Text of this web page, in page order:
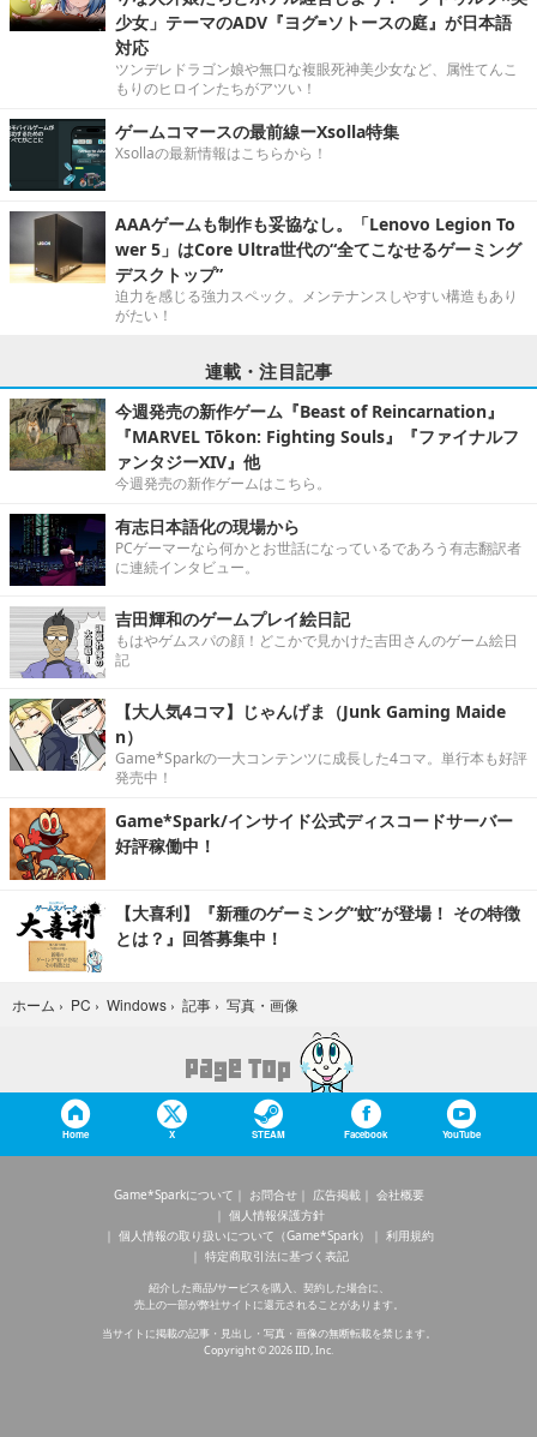
少女」テーマのADV『ヨグ=ソトースの庭』が日本語
対応
ツンデレドラゴン娘や無口な複眼死神美少女など、属性てんこ
もりのヒロインたちがアツい！
ゲームコマースの最前線ーXsolla特集
Xsollaの最新情報はこちらから！
AAAゲームも制作も妥協なし。「Lenovo Legion To
wer 5」はCore Ultra世代の“全てこなせるゲーミング
デスクトップ”
迫力を感じる強力スペック。メンテナンスしやすい構造もあり
がたい！
連載・注目記事
今週発売の新作ゲーム『Beast of Reincarnation』
『MARVEL Tōkon: Fighting Souls』『ファイナルフ
ァンタジーXIV』他
今週発売の新作ゲームはこちら。
有志日本語化の現場から
PCゲーマーなら何かとお世話になっているであろう有志翻訳者
に連続インタビュー。
吉田輝和のゲームプレイ絵日記
もはやゲムスパの顔！どこかで見かけた吉田さんのゲーム絵日
記
【大人気4コマ】じゃんげま（Junk Gaming Maide
n）
Game*Sparkの一大コンテンツに成長した4コマ。単行本も好評
発売中！
Game*Spark/インサイド公式ディスコードサーバー
好評稼働中！
【大喜利】『新種のゲーミング“蚊”が登場！ その特徴
とは？』回答募集中！
ホーム › PC › Windows › 記事 › 写真・画像
Home X STEAM Facebook YouTube
Game*Sparkについて お問合せ 広告掲載
会社概要
個人情報保護方針
個人情報の取り扱いについて（Game*Spark）
利用規約
特定商取引法に基づく表記
紹介した商品/サービスを購入、契約した場合に、
売上の一部が弊社サイトに還元されることがあります。
当サイトに掲載の記事・見出し・写真・画像の無断転載を禁じます。
Copyright © 2026 IID, Inc.